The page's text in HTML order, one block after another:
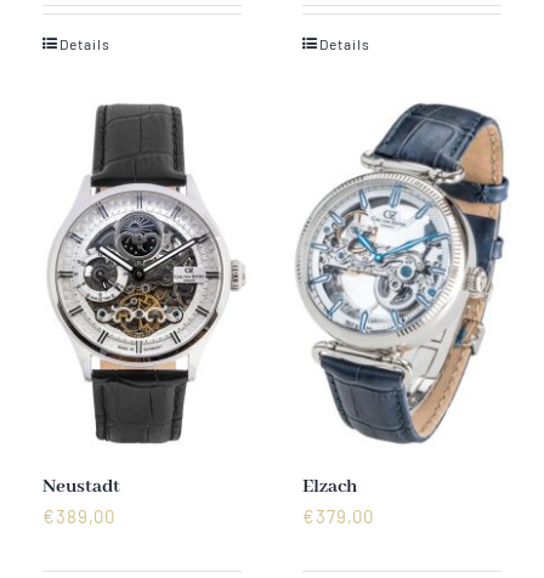
Details Details
Neustadt
€389,00
Elzach
€379,00